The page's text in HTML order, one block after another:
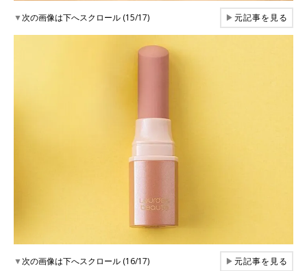
▼次の画像は下へスクロール (15/17) ▶元記事を見る
▼次の画像は下へスクロール (16/17) ▶元記事を見る